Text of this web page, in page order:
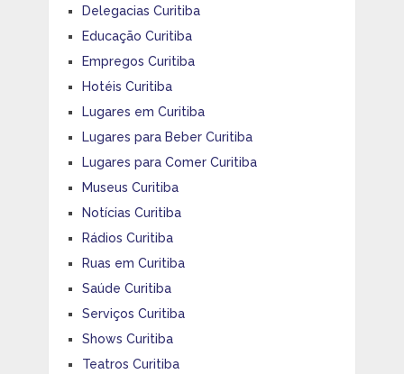
Delegacias Curitiba
Educação Curitiba
Empregos Curitiba
Hotéis Curitiba
Lugares em Curitiba
Lugares para Beber Curitiba
Lugares para Comer Curitiba
Museus Curitiba
Notícias Curitiba
Rádios Curitiba
Ruas em Curitiba
Saúde Curitiba
Serviços Curitiba
Shows Curitiba
Teatros Curitiba